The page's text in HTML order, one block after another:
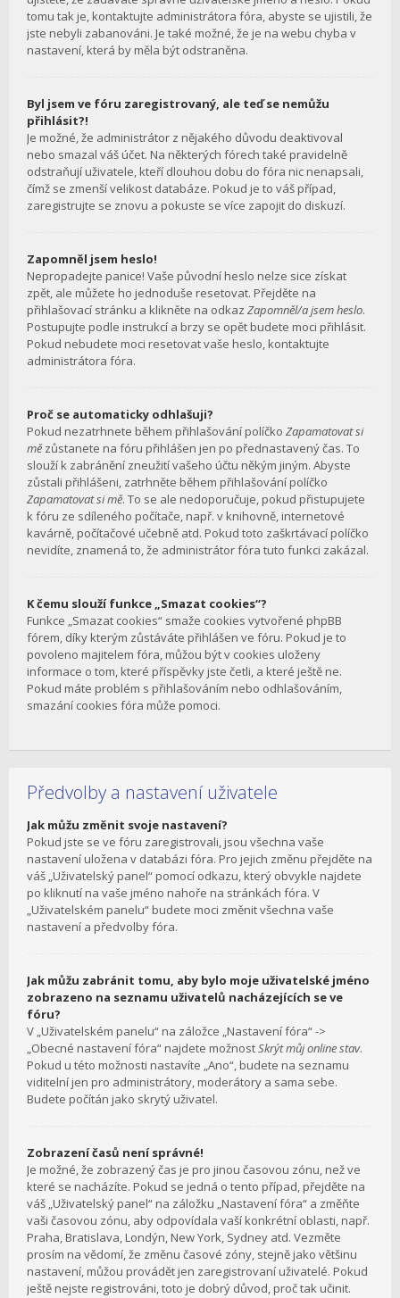
tomu tak je, kontaktujte administrátora fóra, abyste se ujistili, že
jste nebyli zabanováni. Je také možné, že je na webu chyba v
nastavení, která by měla být odstraněna.
Byl jsem ve fóru zaregistrovaný, ale teď se nemůžu
přihlásit?!
Je možné, že administrátor z nějakého důvodu deaktivoval
nebo smazal váš účet. Na některých fórech také pravidelně
odstraňují uživatele, kteří dlouhou dobu do fóra nic nenapsali,
čímž se zmenší velikost databáze. Pokud je to váš případ,
zaregistrujte se znovu a pokuste se více zapojit do diskuzí.
Zapomněl jsem heslo!
Nepropadejte panice! Vaše původní heslo nelze sice získat
zpět, ale můžete ho jednoduše resetovat. Přejděte na
přihlašovací stránku a klikněte na odkaz Zapomněl/a jsem heslo.
Postupujte podle instrukcí a brzy se opět budete moci přihlásit.
Pokud nebudete moci resetovat vaše heslo, kontaktujte
administrátora fóra.
Proč se automaticky odhlašuji?
Pokud nezatrhnete během přihlašování políčko Zapamatovat si
mězůstanete na fóru přihlášen jen po přednastavený čas. To
slouží k zabránění zneužití vašeho účtu někým jiným. Abyste
zůstali přihlášeni, zatrhněte během přihlašování políčko
Zapamatovat si mě. To se ale nedoporučuje, pokud přistupujete
k fóru ze sdíleného počítače, např. v knihovně, internetové
kavárně, počítačové učebně atd. Pokud toto zaškrtávací políčko
nevidíte, znamená to, že administrátor fóra tuto funkci zakázal.
K čemu slouží funkce „Smazat cookies“?
Funkce „Smazat cookies“ smaže cookies vytvořené phpBB
fórem, díky kterým zůstáváte přihlášen ve fóru. Pokud je to
povoleno majitelem fóra, můžou být v cookies uloženy
informace o tom, které příspěvky jste četli, a které ještě ne.
Pokud máte problém s přihlašováním nebo odhlašováním,
smazání cookies fóra může pomoci.
Předvolby a nastavení uživatele
Jak můžu změnit svoje nastavení?
Pokud jste se ve fóru zaregistrovali, jsou všechna vaše
nastavení uložena v databázi fóra. Pro jejich změnu přejděte na
váš „Uživatelský panel“ pomocí odkazu, který obvykle najdete
po kliknutí na vaše jméno nahoře na stránkách fóra. V
„Uživatelském panelu“ budete moci změnit všechna vaše
nastavení a předvolby fóra.
Jak můžu zabránit tomu, aby bylo moje uživatelské jméno
zobrazeno na seznamu uživatelů nacházejících se ve
fóru?
V „Uživatelském panelu“ na záložce „Nastavení fóra“ ->
„Obecné nastavení fóra“ najdete možnostSkrýt můj online stav.
Pokud u této možnosti nastavíte „Ano“, budete na seznamu
viditelní jen pro administrátory, moderátory a sama sebe.
Budete počítán jako skrytý uživatel.
Zobrazení časů není správné!
Je možné, že zobrazený čas je pro jinou časovou zónu, než ve
které se nacházíte. Pokud se jedná o tento případ, přejděte na
váš „Uživatelský panel“ na záložku „Nastavení fóra“ a změňte
vaši časovou zónu, aby odpovídala vaší konkrétní oblasti, např.
Praha, Bratislava, Londýn, New York, Sydney atd. Vezměte
prosím na vědomí, že změnu časové zóny, stejně jako většinu
nastavení, můžou provádět jen zaregistrovaní uživatelé. Pokud
ještě nejste registrováni, toto je dobrý důvod, proč tak učinit.